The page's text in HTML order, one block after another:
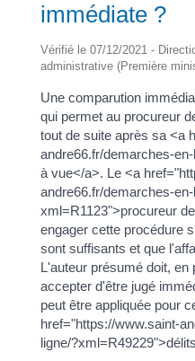
immédiate ?
Vérifié le 07/12/2021 -
administrative (Première
Une comparution
qui permet au procureur
tout de suite après sa <a
andre66.fr/demarches-
à vue</a>. Le <a
andre66.fr/demarches-
xml=R1123">procureur
engager cette procédure
sont suffisants et que
L'auteur présumé doit,
accepter d'être jugé
peut être appliquée pour
href="https://www.saint-
ligne/